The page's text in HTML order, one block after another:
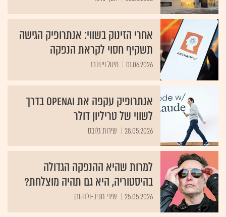
אחרי הזינוק בשווי: אנתרופיק הגישה
תשקיף חסוי לקראת הנפקה
01.06.2026 מיטל וייזברג
אנתרופיק עקפה את OpenAI בדרך
לשווי של טריליון דולר
28.05.2026 שירות גלובס
למרות שהיא ההנפקה הגדולה
בהיסטוריה, היא גם תהיה מוצלחת?
25.05.2026 שירי חביב-ולדהורן